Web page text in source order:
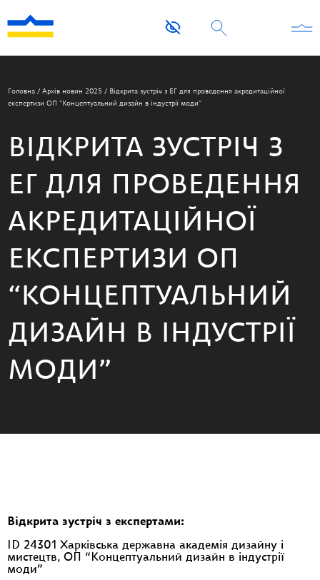
Головна / Архів новин 2025 / Відкрита зустріч з ЕГ для проведення акредитаційної
експертизи ОП “Концептуальний дизайн в індустрії моди”
ВІДКРИТА ЗУСТРІЧ З
ЕГ ДЛЯ ПРОВЕДЕННЯ
АКРЕДИТАЦІЙНОЇ
ЕКСПЕРТИЗИ ОП
“КОНЦЕПТУАЛЬНИЙ
ДИЗАЙН В ІНДУСТРІЇ
МОДИ”
Відкрита зустріч з експертами:
ID 24301 Харківська державна академія дизайну і
мистецтв, ОП “Концептуальний дизайн в індустрії
моди”